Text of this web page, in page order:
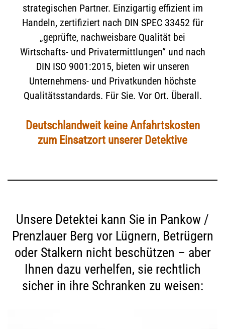
strategischen Partner. Einzigartig effizient im
Handeln, zertifiziert nach DIN SPEC 33452 für
„geprüfte, nachweisbare Qualität bei
Wirtschafts- und Privatermittlungen“ und nach
DIN ISO 9001:2015, bieten wir unseren
Unternehmens- und Privatkunden höchste
Qualitätsstandards. Für Sie. Vor Ort. Überall.
Deutschlandweit keine Anfahrtskosten
zum Einsatzort unserer Detektive
Unsere Detektei kann Sie in Pankow /
Prenzlauer Berg vor Lügnern, Betrügern
oder Stalkern nicht beschützen – aber
Ihnen dazu verhelfen, sie rechtlich
sicher in ihre Schranken zu weisen: